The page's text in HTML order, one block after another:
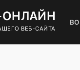
ОНЛАЙН
ВЕБ-САЙТА